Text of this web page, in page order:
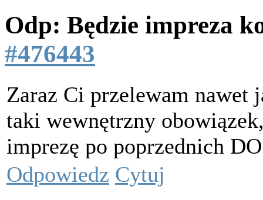
Odp: Będzie impreza
#476443
Zaraz Ci przelewam nawet
taki wewnętrzny
imprezę po poprzednich
Odpowiedz Cytuj